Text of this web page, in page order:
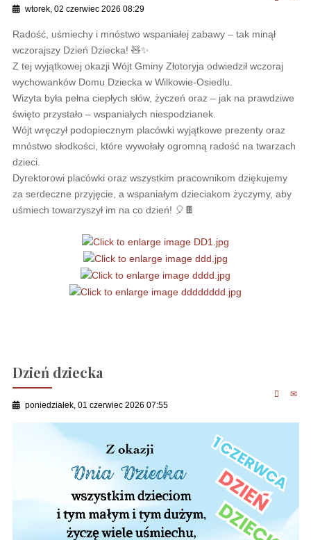
wtorek, 02 czerwiec 2026 08:29
Radość, uśmiechy i mnóstwo wspaniałej zabawy – tak minął
wczorajszy Dzień Dziecka! 🧸✨
Z tej wyjątkowej okazji Wójt Gminy Złotoryja odwiedził wczoraj
wychowanków Domu Dziecka w Wilkowie-Osiedlu.
Wizyta była pełna ciepłych słów, życzeń oraz – jak na prawdziwe
święto przystało – wspaniałych niespodzianek.
Wójt wręczył podopiecznym placówki wyjątkowe prezenty oraz
mnóstwo słodkości, które wywołały ogromną radość na twarzach
dzieci.
Dyrektorowi placówki oraz wszystkim pracownikom dziękujemy
za serdeczne przyjęcie, a wspaniałym dzieciakom życzymy, aby
uśmiech towarzyszył im na co dzień! 🎈🍫
Dzień dziecka
poniedziałek, 01 czerwiec 2026 07:55